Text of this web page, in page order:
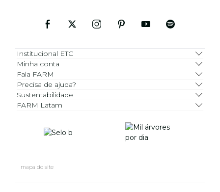
Institucional ETC
Minha conta
Fala FARM
Precisa de ajuda?
Sustentabilidade
FARM Latam
mapa do site